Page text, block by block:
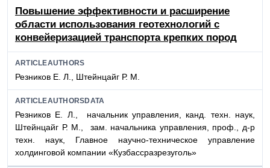
Повышение эффективности и расширение
области использования геотехнологий с
конвейеризацией транспорта крепких пород
ARTICLEAUTHORS
Резников Е. Л., Штейнцайг Р. М.
ARTICLEAUTHORSDATA
Резников Е. Л., начальник управления, канд. техн. наук,
Штейнцайг Р. М., зам. начальника управления, проф., д-р
техн. наук, Главное научно-техническое управление
холдинговой компании «Кузбассразрезуголь»